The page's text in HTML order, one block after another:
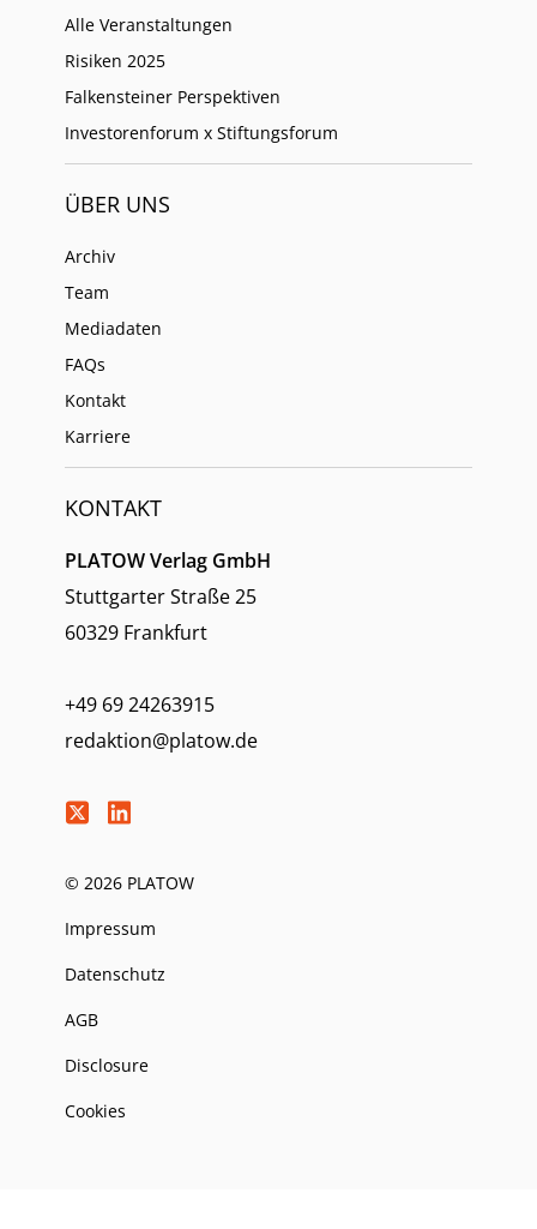
Alle Veranstaltungen
Risiken 2025
Falkensteiner Perspektiven
Investorenforum x Stiftungsforum
ÜBER UNS
Archiv
Team
Mediadaten
FAQs
Kontakt
Karriere
KONTAKT
PLATOW Verlag GmbH
Stuttgarter Straße 25
60329 Frankfurt
+49 69 24263915
redaktion@platow.de
© 2026 PLATOW
Impressum
Datenschutz
AGB
Disclosure
Cookies